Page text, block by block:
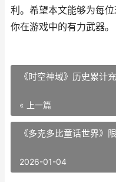
利。希望本文能够为每
你在游戏中的有力武器。
《时空神域》历史累计
« 上一篇
《多克多比童话世界》
2026-01-04